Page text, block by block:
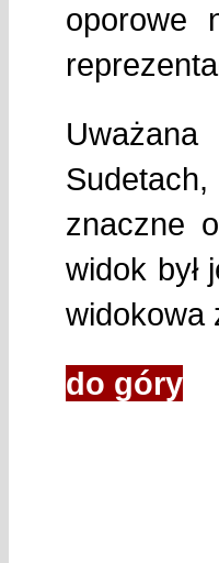
oporowe
znaczne
widok był
widokowa
do góry